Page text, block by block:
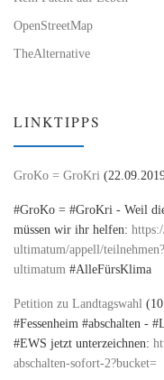
OpenStreetMap
TheAlternative
LINKTIPPS
GroKo = GroKri
#GroKo = #GroKri - Weil
müssen wir ihr helfen:
ultimatum/appell/
ultimatum #AlleFürsKlima
Petition zu Landtagswahl
#Fessenheim #abschalten -
#EWS jetzt unterzeichnen:
abschalten-sofort-2?bucket=